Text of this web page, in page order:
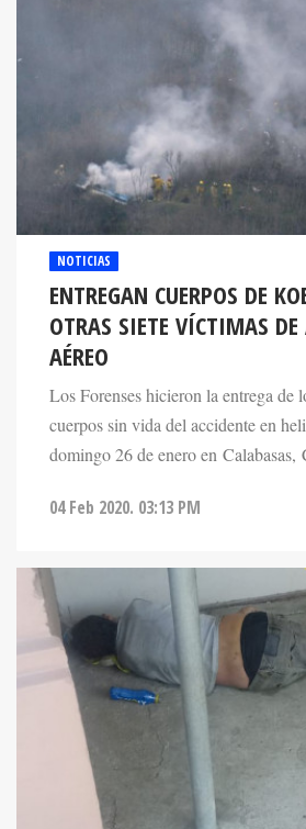
NOTICIAS
ENTREGAN CUERPOS DE
OTRAS SIETE VÍCTIMAS DE
AÉREO
Los Forenses hicieron la entrega de
cuerpos sin vida del accidente en
domingo 26 de enero en Calabasas,
04 Feb 2020. 03:13 PM